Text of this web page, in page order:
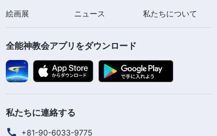
絵画展
ニュース 私たちについて
全能神教会アプリをダウンロード
私たちに連絡する
+81-90-6033-9775